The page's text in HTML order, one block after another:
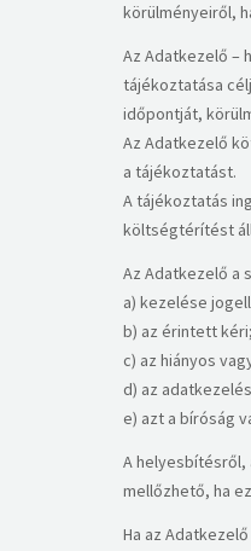
körülményeiről,
Az Adatkezelő –
tájékoztatása
időpontját,
Az Adatkezelő
a tájékoztatást.
A tájékoztatás
költségtérítést
​Az Adatkezelő a
a) kezelése
b) az érintett kéri;
c) az hiányos
d) az
e) azt a bíróság
A
mellőzhető, ha
Ha az